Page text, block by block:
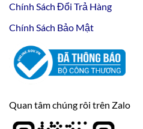
Chính Sách Đổi Trả Hàng
Chính Sách Bảo Mật
Quan tâm chúng rôi trên Zalo